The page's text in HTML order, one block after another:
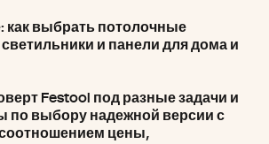
как выбрать потолочные
и панели для дома и
Festool под разные задачи и
по выбору надежной версии с
цены,